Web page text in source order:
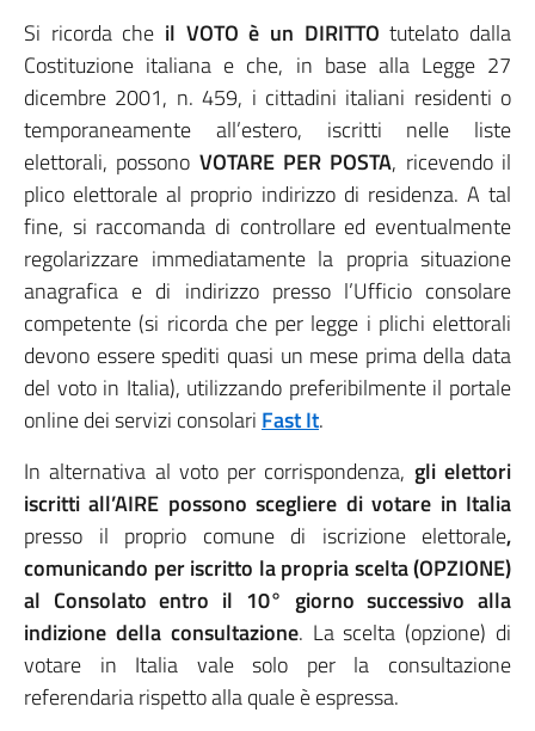
Si ricorda che il VOTO è un DIRITTO tutelato dalla
Costituzione italiana e che, in base alla Legge 27
dicembre 2001, n. 459, i cittadini italiani residenti o
temporaneamente all’estero, iscritti nelle liste
elettorali, possono VOTARE PER POSTA, ricevendo il
plico elettorale al proprio indirizzo di residenza. A tal
fine, si raccomanda di controllare ed eventualmente
regolarizzare immediatamente la propria situazione
anagrafica e di indirizzo presso l’Ufficio consolare
competente (si ricorda che per legge i plichi elettorali
devono essere spediti quasi un mese prima della data
del voto in Italia), utilizzando preferibilmente il portale
online dei servizi consolari Fast It.
In alternativa al voto per corrispondenza, gli elettori
iscritti all’AIRE possono scegliere di votare in Italia
presso il proprio comune di iscrizione elettorale,
comunicando per iscritto la propria scelta (OPZIONE)
al Consolatoentro il 10° giorno successivo alla
indizione della consultazione. La scelta (opzione) di
votare in Italia vale solo per la consultazione
referendaria rispetto alla quale è espressa.